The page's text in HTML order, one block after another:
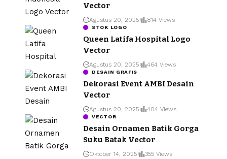
Vector
Agustus 20, 2025 814 Views
STOK LOGO
Queen Latifa Hospital Logo
Vector
Agustus 20, 2025 464 Views
DESAIN GRAFIS
Dekorasi Event AMBI Desain
Vector
Agustus 20, 2025 404 Views
VECTOR
Desain Ornamen Batik Gorga
Suku Batak Vector
Oktober 14, 2025 355 Views